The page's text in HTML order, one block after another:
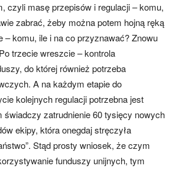
czyli masę przepisów i regulacji – komu,
zabrać, żeby można potem hojną ręką
– komu, ile i na co przyznawać? Znowu
trzecie wreszcie – kontrola
do której również potrzeba
A na każdym etapie do
kolejnych regulacji potrzebna jest
świadczy zatrudnienie 60 tysięcy nowych
ekipy, która onegdaj stręczyła
Stąd prosty wniosek, że czym
funduszy unijnych, tym